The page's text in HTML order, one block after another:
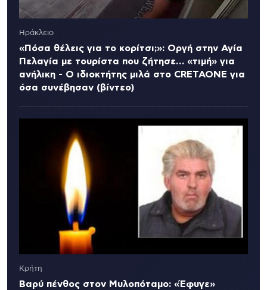
Ηράκλειο
«Πόσα θέλεις για το κορίτσι;»: Οργή στην Αγία
Πελαγία με τουρίστα που ζήτησε… «τιμή» για
ανήλικη - Ο ιδιοκτήτης μιλά στο CRETAONE για
όσα συνέβησαν (βίντεο)
Κρήτη
Βαρύ πένθος στον Μυλοπόταμο: «Έφυγε»